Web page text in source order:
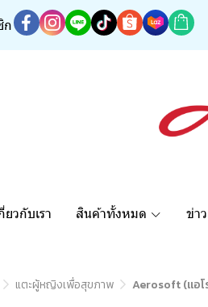
ก
ยวกับเรา สินค้าทั้งหมด ข่า
แตะผู้หญิงเพื่อสุขภาพ Aerosoft (แอ